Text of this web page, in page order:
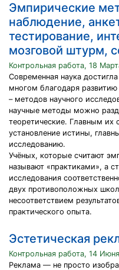
Эмпирические
наблюдение,
тестирование,
мозговой штурм,
Контрольная работа, 18
Современная наука
многом благодаря
– методов научного
научные методы можно
теоретические. Главным их
установление истины,
исследованию.
Учёных, которые считают
называют «практиками», а
исследования
двух противоположных
несоответствием
практического опыта.
Эстетическая
Контрольная работа, 14
Реклама — не просто